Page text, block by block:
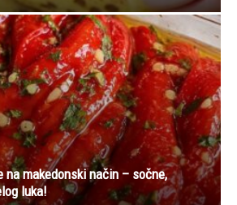
na makedonski način – sočne,
luka!